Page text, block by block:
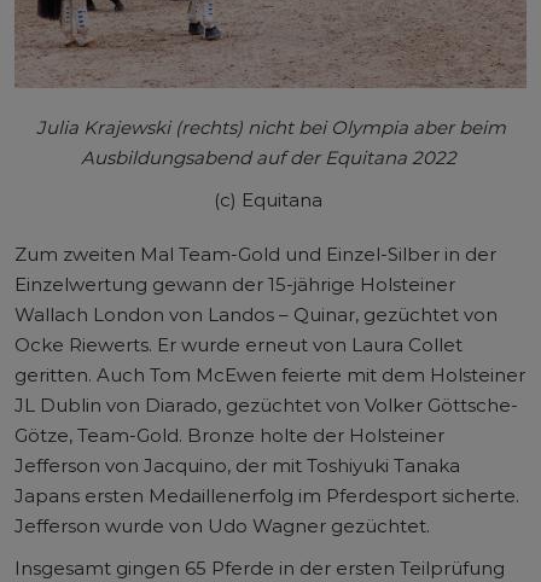
Julia Krajewski (rechts) nicht bei Olympia aber beim
Ausbildungsabend auf der Equitana 2022
(c) Equitana
Zum zweiten Mal Team-Gold und Einzel-Silber in der
Einzelwertung gewann der 15-jährige Holsteiner
Wallach London von Landos – Quinar, gezüchtet von
Ocke Riewerts. Er wurde erneut von Laura Collet
geritten. Auch Tom McEwen feierte mit dem Holsteiner
JL Dublin von Diarado, gezüchtet von Volker Göttsche-
Götze, Team-Gold. Bronze holte der Holsteiner
Jefferson von Jacquino, der mit Toshiyuki Tanaka
Japans ersten Medaillenerfolg im Pferdesport sicherte.
Jefferson wurde von Udo Wagner gezüchtet.
Insgesamt gingen 65 Pferde in der ersten Teilprüfung